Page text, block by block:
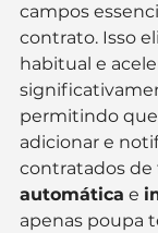
campos
contrato. Isso
habitual e
permitindo
adicionar e
contratados de
automática e
apenas poupa